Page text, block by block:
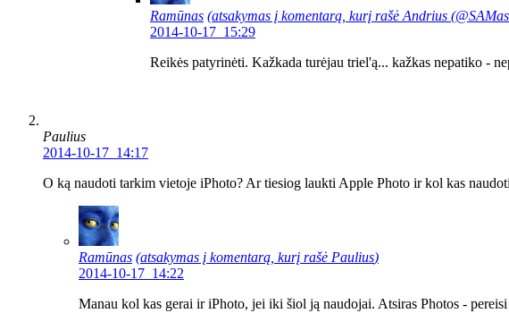
Ramūnas (atsakymas į komentarą, kurį rašė Andrius
2014-10-17 15:29
Reikės patyrinėti. Kažkada turėjau triel'ą... kažkas nepatiko -
Paulius
2014-10-17 14:17
O ką naudoti tarkim vietoje iPhoto? Ar tiesiog laukti Apple Photo ir kol kas
Ramūnas (atsakymas į komentarą, kurį rašė Paulius)
2014-10-17 14:22
Manau kol kas gerai ir iPhoto, jei iki šiol ją naudojai. Atsiras Photos -